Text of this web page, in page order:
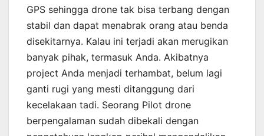
GPS sehingga drone tak bisa terbang dengan
stabil dan dapat menabrak orang atau benda
disekitarnya. Kalau ini terjadi akan merugikan
banyak pihak, termasuk Anda. Akibatnya
project Anda menjadi terhambat, belum lagi
ganti rugi yang mesti ditanggung dari
kecelakaan tadi. Seorang Pilot drone
berpengalaman sudah dibekali dengan